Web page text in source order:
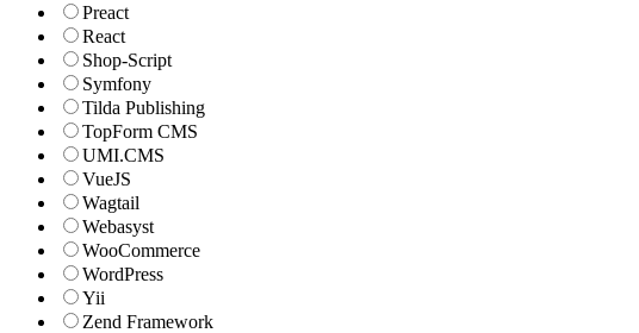
Preact
React
Shop-Script
Symfony
Tilda Publishing
TopForm CMS
UMI.CMS
VueJS
Wagtail
Webasyst
WooCommerce
WordPress
Yii
Zend Framework